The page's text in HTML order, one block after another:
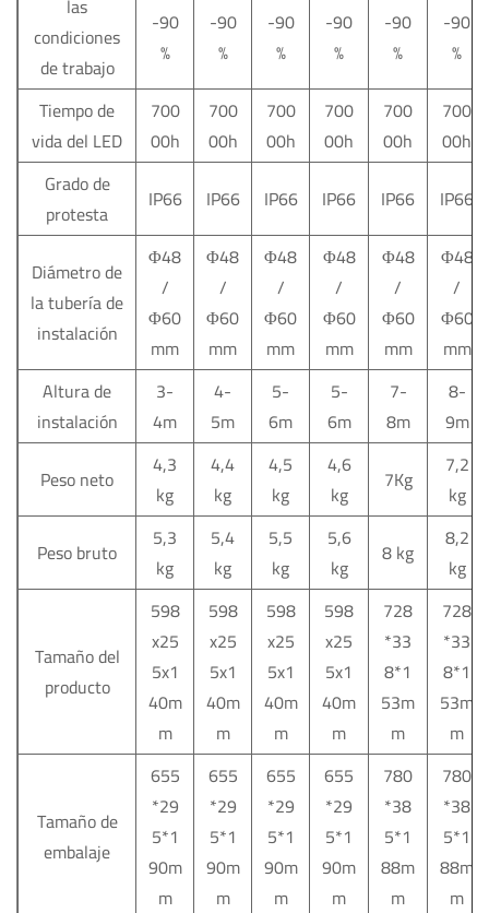
las
condiciones
de trabajo
-90
%
-90
%
-90
%
-90
%
-90
%
-90
%
Tiempo de
vida del LED
700
00h
700
00h
700
00h
700
00h
700
00h
700
00h
Grado de
protesta
IP66 IP66 IP66 IP66 IP66 IP66
Diámetro de
la tubería de
instalación
Φ48
/
Φ60
mm
Φ48
/
Φ60
mm
Φ48
/
Φ60
mm
Φ48
/
Φ60
mm
Φ48
/
Φ60
mm
Φ48
/
Φ60
mm
Altura de
instalación
3-
4m
4-
5m
5-
6m
5-
6m
7-
8m
8-
9m
Peso neto
4,3
kg
4,4
kg
4,5
kg
4,6
kg
7Kg
7,2
kg
Peso bruto
5,3
kg
5,4
kg
5,5
kg
5,6
kg
8 kg
8,2
kg
Tamaño del
producto
598
x25
5x1
40m
m
598
x25
5x1
40m
m
598
x25
5x1
40m
m
598
x25
5x1
40m
m
728
*33
8*1
53m
m
728
*33
8*1
53m
m
Tamaño de
embalaje
655
*29
5*1
90m
m
655
*29
5*1
90m
m
655
*29
5*1
90m
m
655
*29
5*1
90m
m
780
*38
5*1
88m
m
780
*38
5*1
88m
m